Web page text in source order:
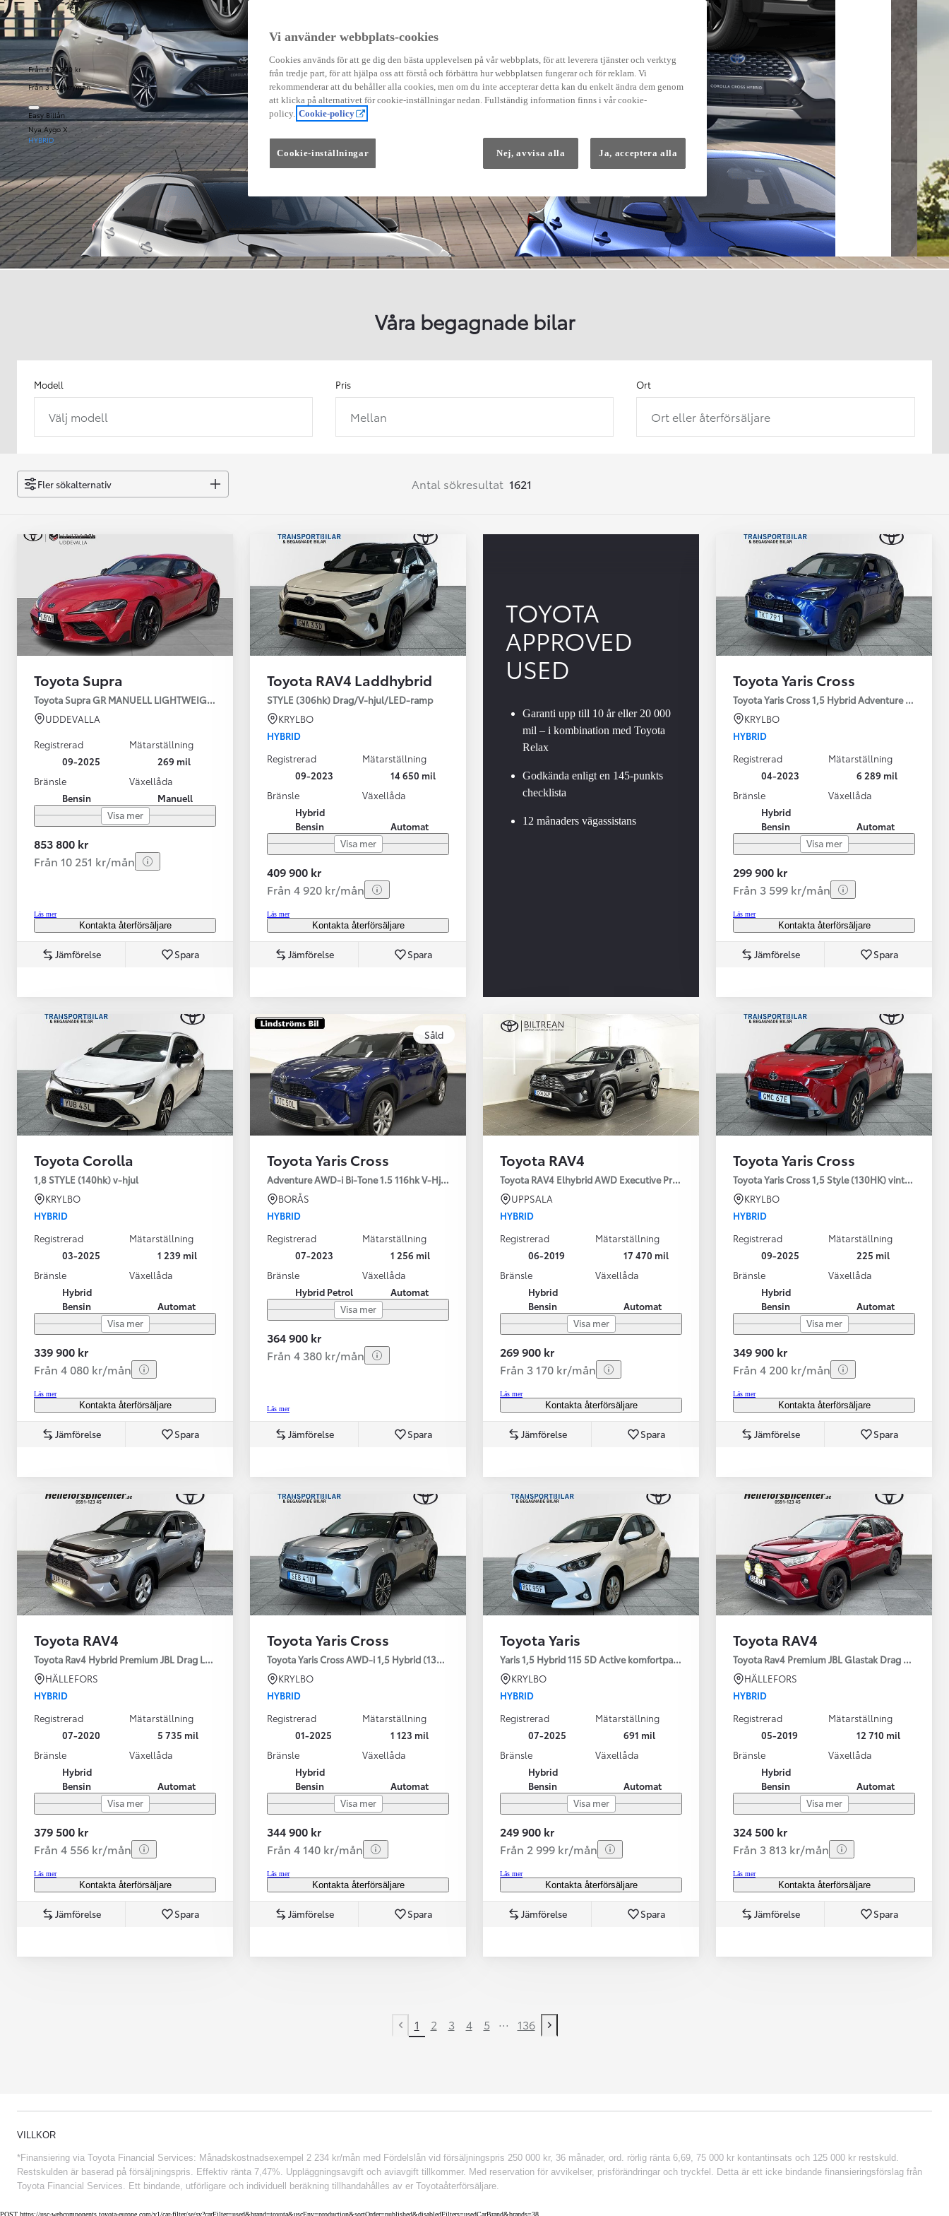
Från 479 900 kr
Från 3 333 kr/mån
Easy Billån
Från 569 900 kr
Från 3 958 kr/mån
Nya Aygo X
HYBRID
Från 238 900 kr
Easy Billån
HYBRID
GR Yaris
BENSIN
Från 599 900 kr
Corolla
HYBRID
Från 324 900 kr
Från 3 194 kr/mån
HYBRID
Från 360 900 kr
Från 3 548 kr/mån
Easy Billån
Toyota C-HR
Från 350 900 kr
Från 3 450 kr/mån
Easy Billån
Toyota GR Supra
BENSIN
Nya GR GT
The soul lives on
Vi har Sveriges mest nöjda
Toyota
När varje jobb
Våra begagnade bilar
Modell
Välj modell
Pris
Mellan
Ort
Ort eller återförsäljare
Fler sökalternativ Antal sökresultat 1621
Toyota Supra
Toyota Supra GR MANUELL LIGHTWEIGHT EVO / OMG LEV! MOMSBIL!
UDDEVALLA
Registrerad
09-2025
Mätarställning
269 mil
Bränsle
Bensin
Växellåda
Manuell
Visa mer
853 800 kr
Från 10 251 kr/mån
Läs mer
Kontakta återförsäljare
Jämförelse Spara
Toyota RAV4 Laddhybrid
STYLE (306hk) Drag/V-hjul/LED-ramp
KRYLBO
HYBRID
Registrerad
09-2023
Mätarställning
14 650 mil
Bränsle
Hybrid
Bensin
Växellåda
Automat
Visa mer
409 900 kr
Från 4 920 kr/mån
Läs mer
Kontakta återförsäljare
Jämförelse Spara
TOYOTA
APPROVED
USED
Garanti upp till 10 år eller 20 000
mil – i kombination med Toyota
Relax
Godkända enligt en 145-punkts
checklista
12 månaders vägassistans
Toyota Yaris Cross
Toyota Yaris Cross 1,5 Hybrid Adventure Drag V-
KRYLBO
HYBRID
Registrerad
04-2023
Mätarställning
6 289 mil
Bränsle
Hybrid
Bensin
Växellåda
Automat
Visa mer
299 900 kr
Från 3 599 kr/mån
Läs mer
Kontakta återförsäljare
Jämförelse Spara
Toyota Corolla
1,8 STYLE (140hk) v-hjul
KRYLBO
HYBRID
Registrerad
03-2025
Mätarställning
1 239 mil
Bränsle
Hybrid
Bensin
Växellåda
Automat
Visa mer
339 900 kr
Från 4 080 kr/mån
Läs mer
Kontakta återförsäljare
Jämförelse Spara
Såld
Toyota Yaris Cross
Adventure AWD-i Bi-Tone 1.5 116hk V-Hjul Drag JBL
BORÅS
HYBRID
Registrerad
07-2023
Mätarställning
1 256 mil
Bränsle
Hybrid Petrol
Växellåda
Automat
Visa mer
364 900 kr
Från 4 380 kr/mån
Läs mer
Jämförelse Spara
Toyota RAV4
Toyota RAV4 Elhybrid AWD Executive Premium Drag 360-kamera JBL
UPPSALA
HYBRID
Registrerad
06-2019
Mätarställning
17 470 mil
Bränsle
Hybrid
Bensin
Växellåda
Automat
Visa mer
269 900 kr
Från 3 170 kr/mån
Läs mer
Kontakta återförsäljare
Jämförelse Spara
Toyota Yaris Cross
Toyota Yaris Cross 1,5 Style (130HK) vinterhjul
KRYLBO
HYBRID
Registrerad
09-2025
Mätarställning
225 mil
Bränsle
Hybrid
Bensin
Växellåda
Automat
Visa mer
349 900 kr
Från 4 200 kr/mån
Läs mer
Kontakta återförsäljare
Jämförelse Spara
Toyota RAV4
Toyota Rav4 Hybrid Premium JBL Drag Led ramp Vhjul motorv
HÄLLEFORS
HYBRID
Registrerad
07-2020
Mätarställning
5 735 mil
Bränsle
Hybrid
Bensin
Växellåda
Automat
Visa mer
379 500 kr
Från 4 556 kr/mån
Läs mer
Kontakta återförsäljare
Jämförelse Spara
Toyota Yaris Cross
Toyota Yaris Cross AWD-i 1,5 Hybrid (130HK) Style V-hjul
KRYLBO
HYBRID
Registrerad
01-2025
Mätarställning
1 123 mil
Bränsle
Hybrid
Bensin
Växellåda
Automat
Visa mer
344 900 kr
Från 4 140 kr/mån
Läs mer
Kontakta återförsäljare
Jämförelse Spara
Toyota Yaris
Yaris 1,5 Hybrid 115 5D Active komfortpaket
KRYLBO
HYBRID
Registrerad
07-2025
Mätarställning
691 mil
Bränsle
Hybrid
Bensin
Växellåda
Automat
Visa mer
249 900 kr
Från 2 999 kr/mån
Läs mer
Kontakta återförsäljare
Jämförelse Spara
Toyota RAV4
Toyota Rav4 Premium JBL Glastak Drag Motorv
HÄLLEFORS
HYBRID
Registrerad
05-2019
Mätarställning
12 710 mil
Bränsle
Hybrid
Bensin
Växellåda
Automat
Visa mer
324 500 kr
Från 3 813 kr/mån
Läs mer
Kontakta återförsäljare
Jämförelse Spara
Previous page
1 2 3 4 5 ... 136
Next page
VILLKOR
*Finansiering via Toyota Financial Services: Månadskostnadsexempel 2 234 kr/mån med Fördelslån vid försäljningspris 250 000 kr, 36 månader, ord. rörlig ränta 6,69, 75 000 kr kontantinsats och 125 000 kr restskuld.
Restskulden är baserad på försäljningspris. Effektiv ränta 7,47%. Uppläggningsavgift och aviavgift tillkommer. Med reservation för avvikelser, prisförändringar och tryckfel. Detta är ett icke bindande finansieringsförslag från
Toyota Financial Services. Ett bindande, utförligare och individuell beräkning tillhandahålles av er Toyotaåterförsäljare.
POST https://usc-webcomponents.toyota-europe.com/v1/car-filter/se/sv?carFilter=used&brand=toyota&uscEnv=production&sortOrder=published&disabledFilters=usedCarBrand&brands=38
Vi använder webbplats-cookies
Cookies används för att ge dig den bästa upplevelsen på vår webbplats, för att leverera tjänster och verktyg
från tredje part, för att hjälpa oss att förstå och förbättra hur webbplatsen fungerar och för reklam. Vi
rekommenderar att du behåller alla cookies, men om du inte accepterar detta kan du enkelt ändra dem genom
att klicka på alternativet för cookie-inställningar nedan. Fullständig information finns i vår cookie-
policy. Cookie-policy
Cookie-inställningar Nej, avvisa alla Ja, acceptera alla